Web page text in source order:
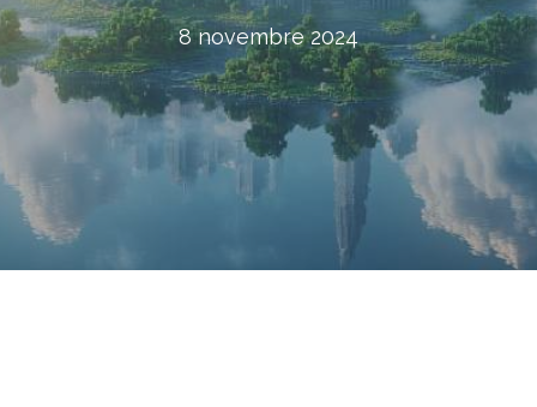
8 novembre 2024